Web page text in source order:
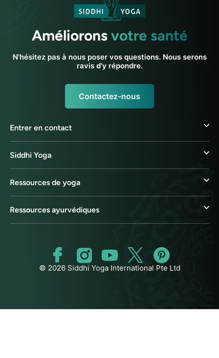
Amélioronsvotre santé
N'hésitez pas à nous poser vos questions. Nous serons
ravis d'y répondre.
Contactez-nous
Entrer en contact
Siddhi Yoga
Ressources de yoga
Ressources ayurvédiques
© 2026 Siddhi Yoga International Pte Ltd